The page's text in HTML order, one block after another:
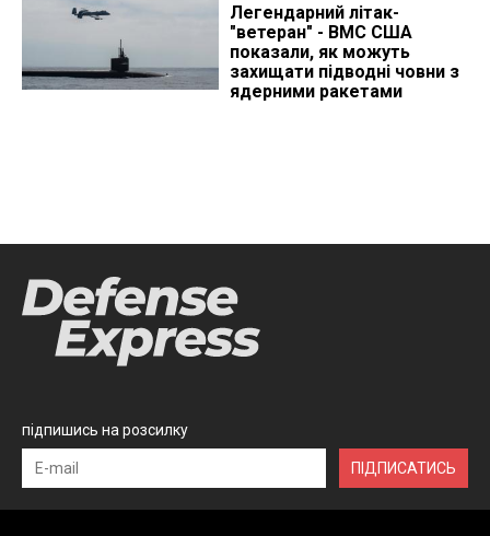
Легендарний літак-
"ветеран" - ВМС США
показали, як можуть
захищати підводні човни з
ядерними ракетами
підпишись на розсилку
ПІДПИСАТИСЬ